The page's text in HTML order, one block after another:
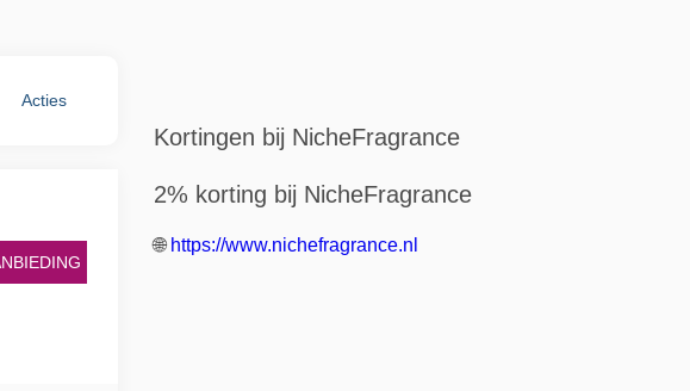
Acties
Kortingen bij NicheFragrance
2% korting bij NicheFragrance
🌐 https://www.nichefragrance.nl